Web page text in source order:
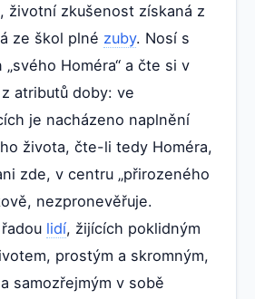
životní zkušenost získaná z
ze škol plné zuby. Nosí s
Homéra“ a čte si v
atributů doby: ve
je nacházeno naplnění
života, čte-li tedy Homéra,
zde, v centru „přirozeného
nezpronevěřuje.
lidí, žijících poklidným
prostým a skromným,
samozřejmým v sobě